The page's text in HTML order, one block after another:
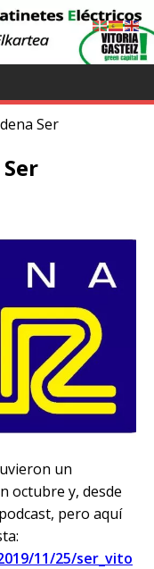
Ser
un
octubre y, desde
pero aquí
11/25/ser_vito